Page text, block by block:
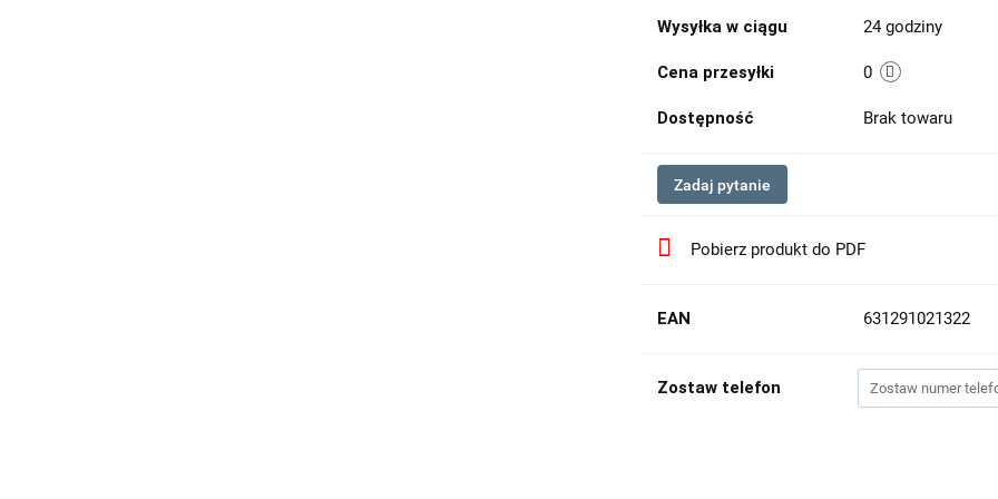
Wysyłka w ciągu 24 godziny
Cena przesyłki 0
Dostępność Brak towaru
Zadaj pytanie
Pobierz produkt do PDF
EAN 631291021322
Zostaw telefon